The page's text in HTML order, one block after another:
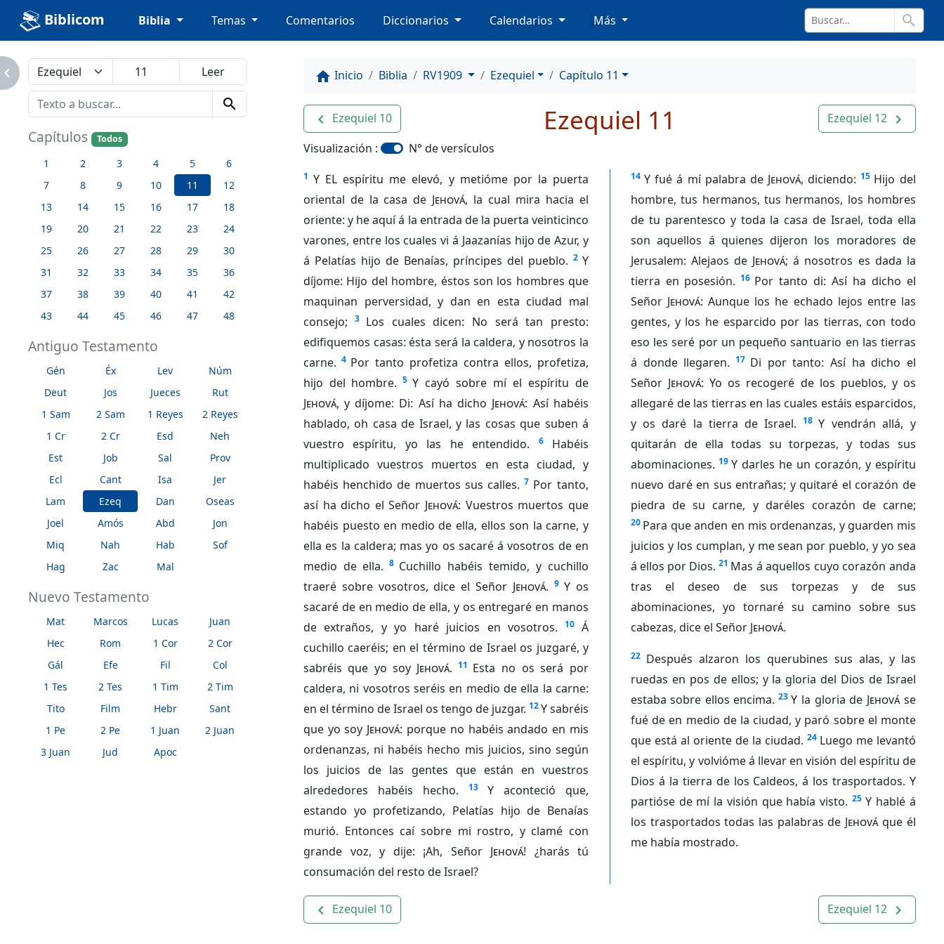
Biblicom Biblia Temas Comentarios Diccionarios Calendarios Más search
search
Capítulos Todos
1 2 3 4 5
6
7
8 9 10 11
12
13
14 15 16 17
18
19
20 21 22 23
24
25
26 27 28 29
30
31
32 33 34 35
36
37
38 39 40 41
42
43
44 45 46 47 48
Antiguo Testamento
Gén Éx Lev
Núm
Deut
Jos Jueces
Rut
1 Sam
2 Sam 1 Reyes
2 Reyes
1 Cr
2 Cr Esd
Neh
Est
Job Sal
Prov
Ecl
Cant Isa
Jer
Lam
Ezeq Dan
Oseas
Joel
Amós Abd
Jon
Miq
Nah Hab
Sof
Hag
Zac Mal
Nuevo Testamento
Mat Marcos Lucas
Juan
Hec
Rom 1 Cor
2 Cor
Gál
Efe Fil
Col
1 Tes
2 Tes 1 Tim
2 Tim
Tito
Film Hebr
Sant
1 Pe
2 Pe 1 Juan
2 Juan
3 Juan
Jud Apoc
home Inicio Biblia RV1909 Ezequiel Capítulo 11
navigate_before Ezequiel 10 Ezequiel 12 navigate_next
Ezequiel 11
Visualización : N° de versículos
1 Y EL espíritu me elevó, y metióme por la puerta
oriental de la casa de Jehová, la cual mira hacia el
oriente: y he aquí á la entrada de la puerta veinticinco
varones, entre los cuales vi á Jaazanías hijo de Azur, y
á Pelatías hijo de Benaías, príncipes del pueblo. 2 Y
díjome: Hijo del hombre, éstos son los hombres que
maquinan perversidad, y dan en esta ciudad mal
consejo;
3 Los cuales dicen: No será tan presto:
edifiquemos casas: ésta será la caldera, y nosotros la
carne. 4 Por tanto profetiza contra ellos, profetiza,
hijo del hombre. 5 Y cayó sobre mí el espíritu de
Jehová, y díjome: Di: Así ha dicho Jehová: Así habéis
hablado, oh casa de Israel, y las cosas que suben á
vuestro espíritu, yo las he entendido.
6
Habéis
multiplicado vuestros muertos en esta ciudad, y
habéis henchido de muertos sus calles. 7 Por tanto,
así ha dicho el Señor Jehová: Vuestros muertos que
habéis puesto en medio de ella, ellos son la carne, y
ella es la caldera; mas yo os sacaré á vosotros de en
medio de ella. 8 Cuchillo habéis temido, y cuchillo
traeré sobre vosotros, dice el Señor Jehová. 9 Y os
sacaré de en medio de ella, y os entregaré en manos
de extraños, y yo haré juicios en vosotros.
10 Á
cuchillo caeréis; en el término de Israel os juzgaré, y
sabréis que yo soy Jehová. 11 Esta no os será por
caldera, ni vosotros seréis en medio de ella la carne:
en el término de Israel os tengo de juzgar. 12Y sabréis
que yo soy Jehová: porque no habéis andado en mis
ordenanzas, ni habéis hecho mis juicios, sino según
los juicios de las gentes que están en vuestros
alrededores habéis hecho.
13
Y aconteció que,
estando yo profetizando, Pelatías hijo de Benaías
murió. Entonces caí sobre mi rostro, y clamé con
grande voz, y dije: ¡Ah, Señor Jehová! ¿harás tú
consumación del resto de Israel?
14 Y fué á mí palabra de Jehová, diciendo: 15 Hijo del
hombre, tus hermanos, tus hermanos, los hombres
de tu parentesco y toda la casa de Israel, toda ella
son aquellos á quienes dijeron los moradores de
Jerusalem: Alejaos de Jehová; á nosotros es dada la
tierra en posesión. 16 Por tanto di: Así ha dicho el
Señor Jehová: Aunque los he echado lejos entre las
gentes, y los he esparcido por las tierras, con todo
eso les seré por un pequeño santuario en las tierras
á donde llegaren. 17 Di por tanto: Así ha dicho el
Señor Jehová: Yo os recogeré de los pueblos, y os
allegaré de las tierras en las cuales estáis esparcidos,
y os daré la tierra de Israel. 18 Y vendrán allá, y
quitarán de ella todas su torpezas, y todas sus
abominaciones. 19 Y darles he un corazón, y espíritu
nuevo daré en sus entrañas; y quitaré el corazón de
piedra de su carne, y daréles corazón de carne;
20 Para que anden en mis ordenanzas, y guarden mis
juicios y los cumplan, y me sean por pueblo, y yo sea
á ellos por Dios. 21 Mas á aquellos cuyo corazón anda
tras el deseo de sus torpezas y de sus
abominaciones, yo tornaré su camino sobre sus
cabezas, dice el Señor Jehová.
22 Después alzaron los querubines sus alas, y las
ruedas en pos de ellos; y la gloria del Dios de Israel
estaba sobre ellos encima. 23 Y la gloria de Jehováse
fué de en medio de la ciudad, y paró sobre el monte
que está al oriente de la ciudad. 24 Luego me levantó
el espíritu, y volvióme á llevar en visión del espíritu de
Dios á la tierra de los Caldeos, á los trasportados. Y
partióse de mí la visión que había visto. 25 Y hablé á
los trasportados todas las palabras de Jehováque él
me había mostrado.
navigate_before Ezequiel 10 Ezequiel 12 navigate_next